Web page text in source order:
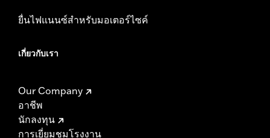
ยื่นไฟแนนซ์สำหรับมอเตอร์ไซค์
เกี่ยวกับเรา
Our Company
อาชีพ
นักลงทุน
การเยี่ยมชมโรงงาน